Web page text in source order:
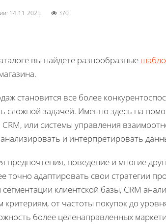
14-11-2025 370
вы найдете разнообразные
становится все более
сложной задачей. Именно здесь на
CRM, или системы управления
и интерпретировать
предпочтения, поведение и многие
точно адаптировать свои стратегии
клиентской базы, CRM
критериям, от частоты покупок до
более целенаправленных